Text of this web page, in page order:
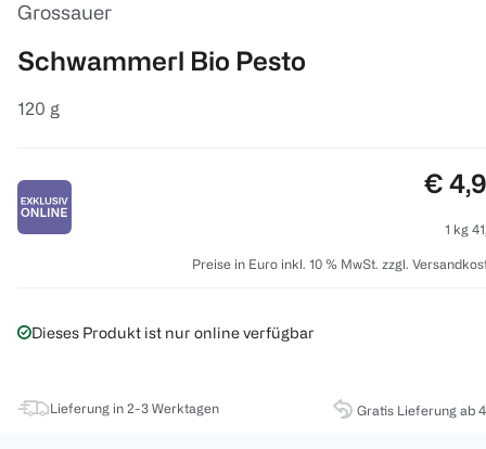
Grossauer
Schwammerl Bio Pesto
120 g
€
1 kg
Preise in Euro inkl. 10 % MwSt. zzgl.
Dieses Produkt ist nur online verfügbar
Lieferung in 2-3 Werktagen Gratis Lieferung ab